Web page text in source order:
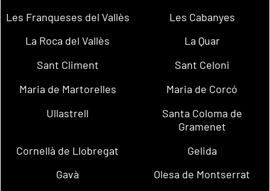
Les Franqueses del Vallès
Les Cabanyes
La Roca del Vallès
La Quar
Sant Climent
Sant Celoni
Maria de Martorelles
Maria de Corcó
Ullastrell
Santa Coloma de
Gramenet
Cornellà de Llobregat
Gelida
Gavà
Olesa de Montserrat